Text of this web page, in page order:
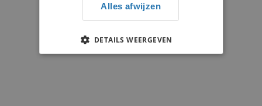
Alles afwijzen
DETAILS WEERGEVEN